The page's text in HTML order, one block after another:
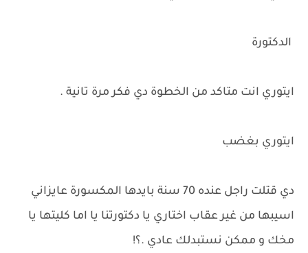
الدكتورة
ايتوري انت متاكد من الخطوة دي فكر مرة تانية .
ايتوري بغضب
دي قتلت راجل عنده 70 سنة بايدها المكسورة عايزاني
اسيبها من غير عقاب اختاري يا دكتورتنا يا اما كليتها يا
مخك و ممكن نستبدلك عادي .؟!